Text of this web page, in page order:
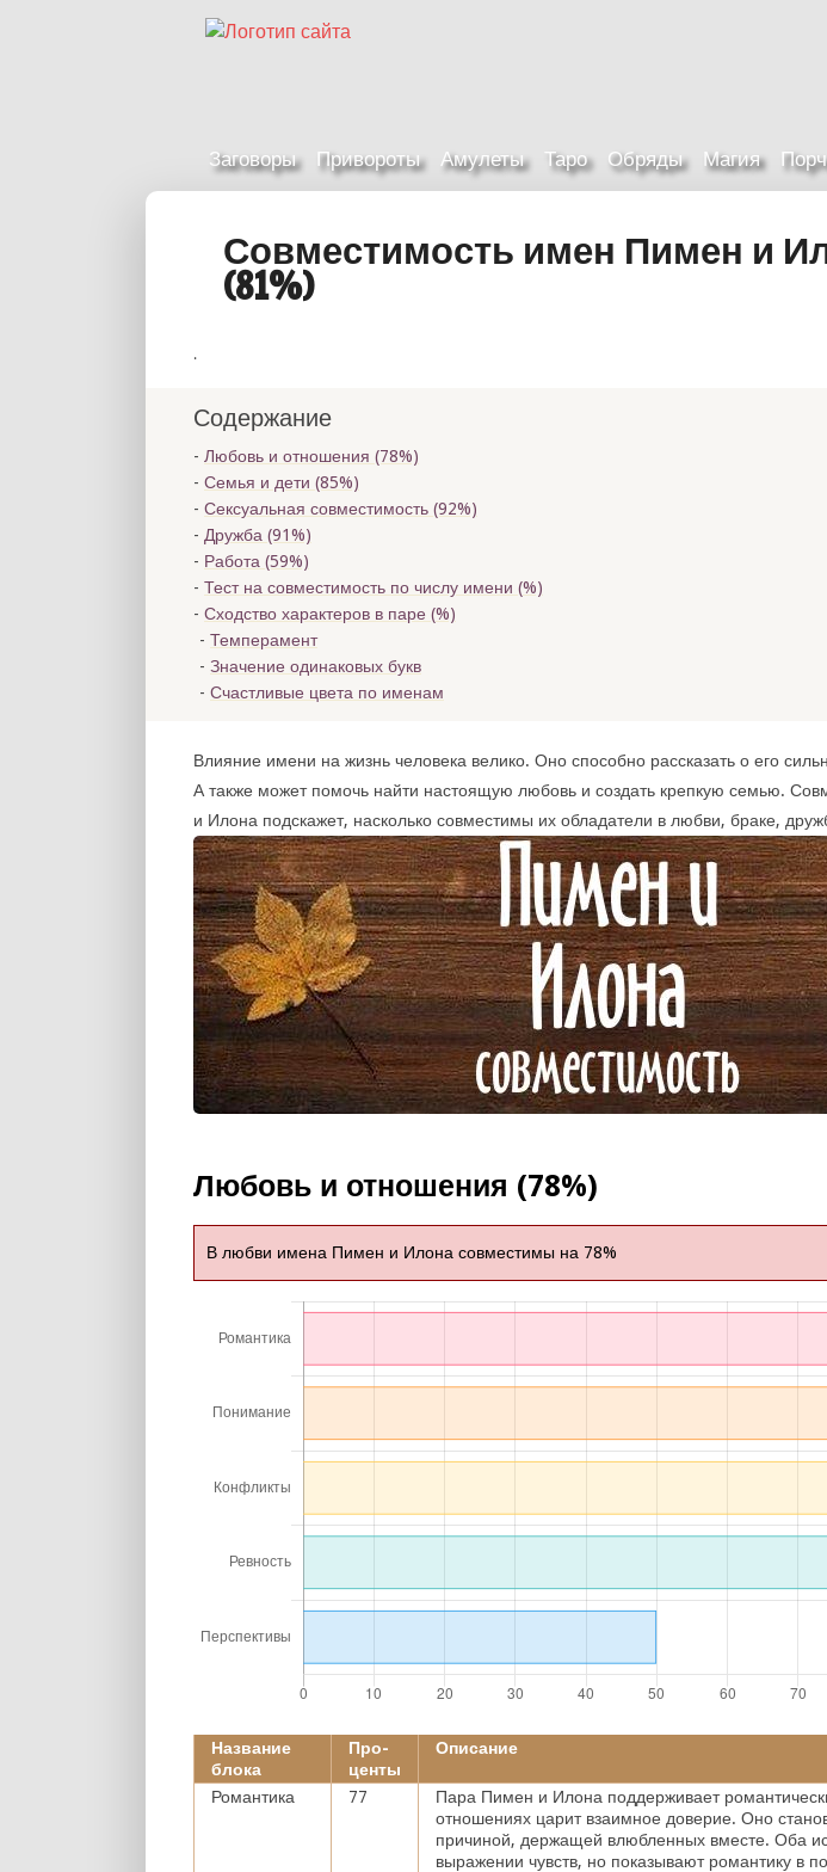
Заговоры Привороты Амулеты Таро Обряды Магия
Совместимость имен Пимен и
(81%)
.
Содержание
Любовь и отношения (78%)
Семья и дети (85%)
Сексуальная совместимость (92%)
Дружба (91%)
Работа (59%)
Тест на совместимость по числу имени (%)
Сходство характеров в паре (%)
Темперамент
Значение одинаковых букв
Счастливые цвета по именам
Влияние имени на жизнь человека велико. Оно способно рассказать о его
А также может помочь найти настоящую любовь и создать крепкую семью.
и Илона подскажет, насколько совместимы их обладатели в любви, браке,
Любовь и отношения (78%)
В любви имена Пимен и Илона совместимы на 78%
Название
блока
Про-
центы
Описание
Романтика 77
Пара Пимен и Илона поддерживает
отношениях царит взаимное доверие. Оно
причиной, держащей влюбленных вместе. Оба
выражении чувств, но показывают романтику в